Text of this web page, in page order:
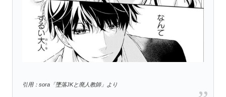
引用：sora「墜落JKと廃人教師」より